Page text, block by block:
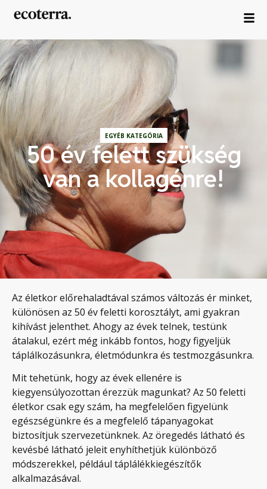
EGYÉB KATEGÓRIA
50 év felett szükség
van a kollagénre!
Az életkor előrehaladtával számos változás ér minket,
különösen az 50 év feletti korosztályt, ami gyakran
kihívást jelenthet. Ahogy az évek telnek, testünk
átalakul, ezért még inkább fontos, hogy figyeljük
táplálkozásunkra, életmódunkra és testmozgásunkra.
Mit tehetünk, hogy az évek ellenére is
kiegyensúlyozottan érezzük magunkat? Az 50 feletti
életkor csak egy szám, ha megfelelően figyelünk
egészségünkre és a megfelelő tápanyagokat
biztosítjuk szervezetünknek. Az öregedés látható és
kevésbé látható jeleit enyhíthetjük különböző
módszerekkel, például táplálékkiegészítők
alkalmazásával.